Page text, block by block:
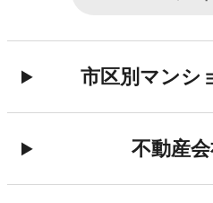
市区別マンシ
不動産